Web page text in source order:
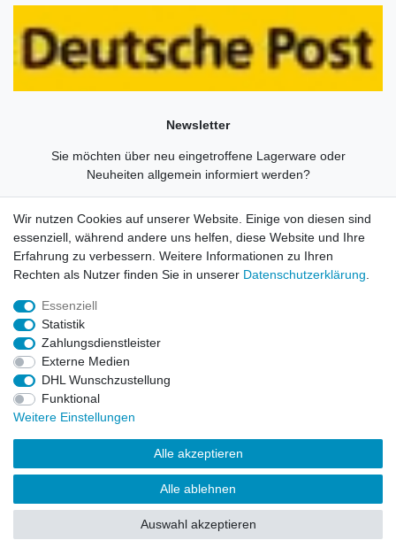
Newsletter
Sie möchten über neu eingetroffene Lagerware oder
Neuheiten allgemein informiert werden?
Den Link finden Sie nachfolgend:
Newsletteranmeldung!
AGB
© Copyright 2026 | Alle Rechte vorbehalten. HL-
Handelsgesellschaft mbH.
Alle Markennamen, Warenzeichen sowie sämtliche Produktbilder
und Beschreibungen sind Eigentum Ihrer rechtmäßigen
Eigentümer und dienen hier nur der Beschreibung.
Wir nutzen Cookies auf unserer Website. Einige von diesen sind
essenziell, während andere uns helfen, diese Website und Ihre
Erfahrung zu verbessern. Weitere Informationen zu Ihren
Rechten als Nutzer finden Sie in unserer Daten­schutz­erklärung
Essenziell
Statistik
Zahlungsdienstleister
Externe Medien
DHL Wunschzustellung
Funktional
Weitere Einstellungen
Alle akzeptieren
Alle ablehnen
Auswahl akzeptieren